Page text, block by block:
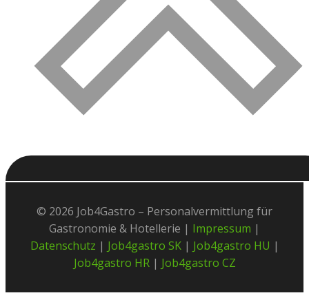
© 2026 Job4Gastro – Personalvermittlung für
Gastronomie & Hotellerie | Impressum |
Datenschutz | Job4gastro SK| Job4gastro HU |
Job4gastro HR| Job4gastro CZ